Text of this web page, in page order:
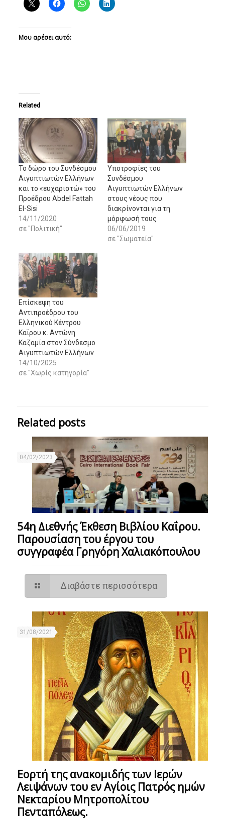
Μου αρέσει αυτό:
Related
Το δώρο του Συνδέσμου
Αιγυπτιωτών Ελλήνων
και το «ευχαριστώ» του
Προέδρου Abdel Fattah
El-Sisi
14/11/2020
σε "Πολιτική"
Υποτροφίες του
Συνδέσμου
Αιγυπτιωτών Ελλήνων
στους νέους που
διακρίνονται για τη
μόρφωσή τους
06/06/2019
σε "Σωματεία"
Επίσκεψη του
Αντιπροέδρου του
Ελληνικού Κέντρου
Καΐρου κ. Αντώνη
Καζαμία στον Σύνδεσμο
Αιγυπτιωτών Ελλήνων
14/10/2025
σε "Χωρίς κατηγορία"
Related posts
04/02/2023
54η Διεθνής Έκθεση Βιβλίου Καΐρου.
Παρουσίαση του έργου του
συγγραφέα Γρηγόρη Χαλιακόπουλου
Διαβάστε περισσότερα
31/08/2021
Eορτή της ανακομιδής των Ιερών
Λειψάνων του εν Αγίοις Πατρός ημών
Νεκταρίου Μητροπολίτου
Πενταπόλεως.